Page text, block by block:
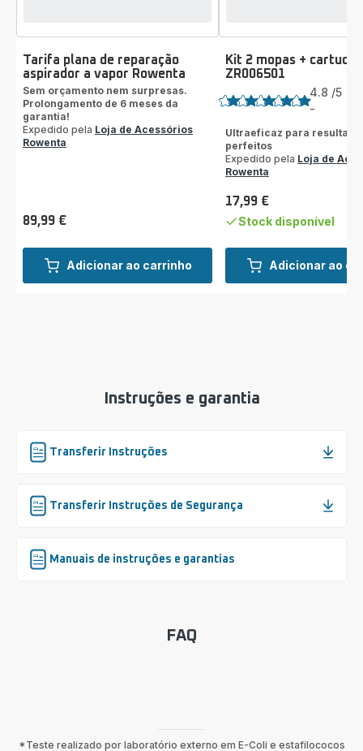
Adicionar ao carrinho
Tarifa plana de reparação
aspirador a vapor Rowenta
Sem orçamento nem surpresas.
Prolongamento de 6 meses da
garantia!
Expedido pela Loja de Acessórios
Rowenta
Preço
89,99 €
Adicionar ao
Kit 2 mopas + cartucho
ZR006501
Classificação
4.8 /5
-
Ultraeficaz para
perfeitos
Expedido pela Loja de
Rowenta
Preço
17,99 €
Stock disponível
Instruções e garantia
Transferir Instruções
Transferir Instruções de Segurança
Manuais de instruções e garantias
FAQ
*Teste realizado por laboratório externo em E-Coli e estafilococos